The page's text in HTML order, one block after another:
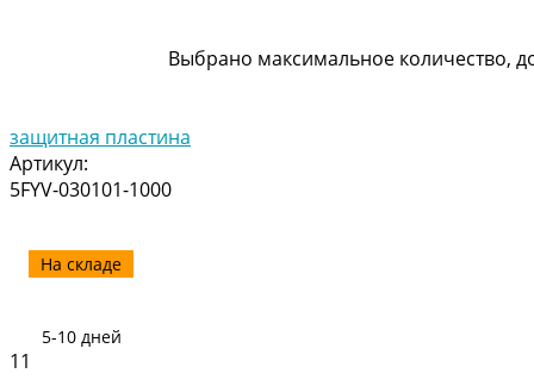
11
Выбрано максимальное количество,
защитная пластина
Артикул:
5FYV-030101-1000
На складе
5-10 дней